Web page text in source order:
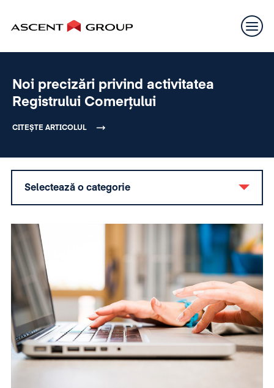
Noi precizări privind activitatea
Registrului Comerțului
CITEȘTE ARTICOLUL
Selectează o categorie